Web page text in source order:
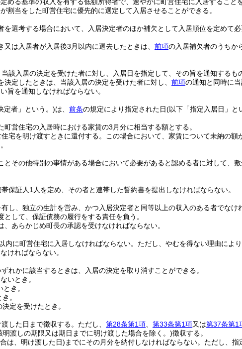
割当をした町営住宅に優先的に選定して入居させることができる。
を選考する場合において、入居決定者のほか補欠として入居順位を定めて
は入居者が入居後3月以内に退去したときは、 前項の入居補欠者のうちか
該入居の決定を受けた者に対し、入居日を指定して、その旨を通知するも
定したときは、当該入居の決定を受けた者に対し、 前項の通知と同時に
旨を通知しなければならない。
定者」という。)は、 前条の規定により指定された日(以下「指定入居日」と
営住宅の入居時における家賃の3月分に相当する額とする。
宅を明け渡すときに還付する。
この場合において、家賃について未納の
とその他特別の事情がある場合において必要があると認める者に対して、
保証人1人を定め、その者と連帯した誓約書を提出しなければならない。
し、独立の生計を営み、かつ入居決定者と同等以上の収入のある者でなけ
して、保証債務の履行をする責任を負う。
あらかじめ町長の承認を受けなければならない。
内に町営住宅に入居しなければならない。 ただし、やむを得ない理由によ
ければならない。
れかに該当するときは、入居の決定を取り消すことができる。
いとき。
き。
。
定を受けたとき。
した日まで徴収する。 ただし、 第28条第1項 第33条第1項又は第37条第1
明渡しの期限又は期日までに明け渡した場合を除く。)徴収する。
は、明け渡した日) までにその月分を納付しなければならない。 ただし、指